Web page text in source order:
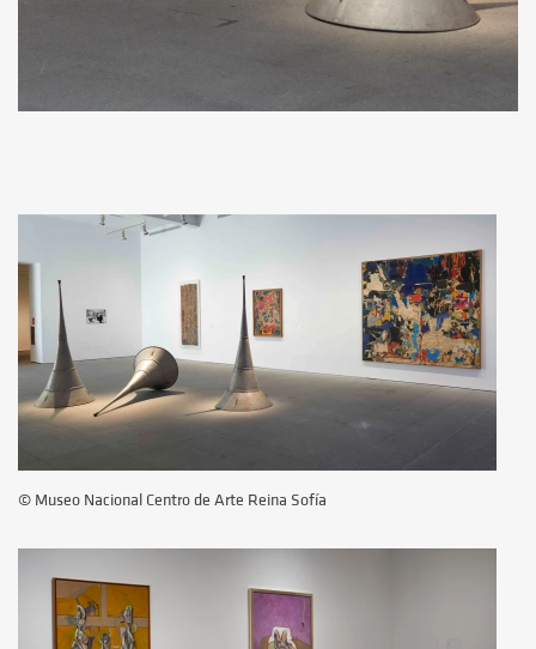
© Museo Nacional Centro de Arte Reina Sofía